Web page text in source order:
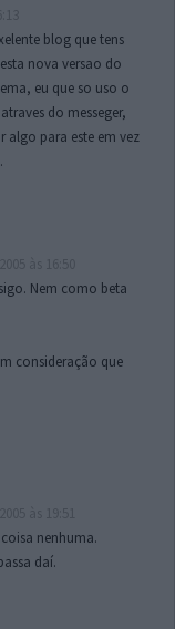
blog que tens
nova versao do
eu que so uso o
do messeger,
algo para este em vez
Nem como beta
consideração que
nenhuma.
daí.